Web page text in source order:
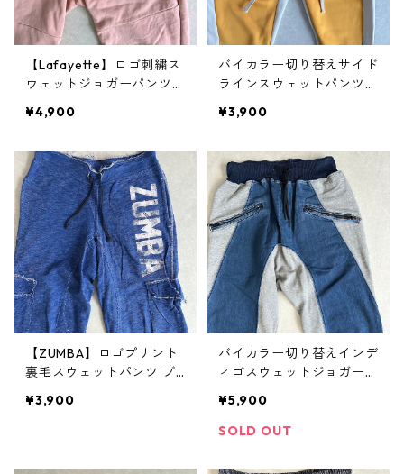
【Lafayette】ロゴ刺繍ス
ウェットジョガーパンツ
¥4,900
バイカラー切り替えサイド
ラインスウェットパンツ
ンズ
¥3,900
【ZUMBA】ロゴプリント
裏毛スウェットパンツ ブ
¥3,900
バイカラー切り替えインデ
ィゴスウェットジョガーサ
ー S 古着 メンズ
¥5,900
SOLD OUT